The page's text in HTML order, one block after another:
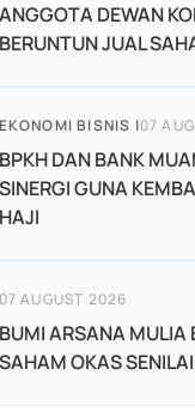
ANGGOTA DEWAN
BERUNTUN JUAL
EKONOMI BISNIS |07
BPKH DAN BANK
SINERGI GUNA
HAJI
07 AUGUST 2026
BUMI ARSANA
SAHAM OKAS